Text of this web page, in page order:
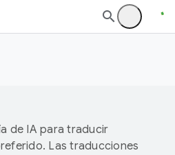
de IA para traducir
Las traducciones